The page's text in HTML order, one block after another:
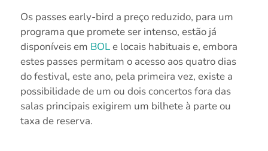
Os passes early-bird a preço reduzido, para um
programa que promete ser intenso, estão já
disponíveis em BOLe locais habituais e, embora
estes passes permitam o acesso aos quatro dias
do festival, este ano, pela primeira vez, existe a
possibilidade de um ou dois concertos fora das
salas principais exigirem um bilhete à parte ou
taxa de reserva.